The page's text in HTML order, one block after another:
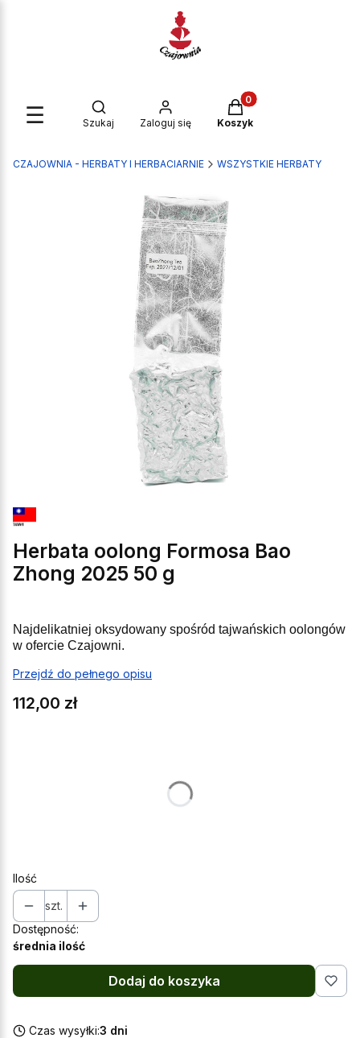
☰ Otwórz wyszukiwarkę
Szukaj Zaloguj się
Produkty w koszyku:
Koszyk
CZAJOWNIA - HERBATY I HERBACIARNIE WSZYSTKIE HERBATY
Herbata oolong Formosa Bao
Zhong 2025 50 g
Najdelikatniej oksydowany spośród tajwańskich oolongów
w ofercie Czajowni.
Przejdź do pełnego opisu
Cena
112,00 zł
Ilość
szt.
Dostępność:
średnia ilość
Dodaj do koszyka
Czas wysyłki:3 dni